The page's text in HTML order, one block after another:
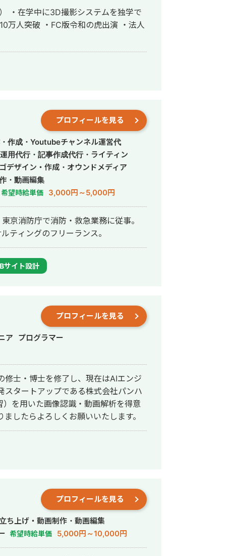
・在学中に3D撮影システムを独学で
万人突破 ・FC版令和の虎出演 ・法人
プロフィールを見る
作成・Youtubeチャンネル運営代
用代行・記事作成代行・ライティン
デザイン・作成・オウンドメディア
・動画編集
希望時給単価 3,000円～5,000円
京消防庁で消防・救急業務に従事。
ィングのフリーランス。
サイト設計
プロフィールを見る
ア プログラマー
修士・博士を修了し、現在はAIエンジ
スタートアップである株式会社パンハ
を用いた画像認識・動画解析を得意
したらよろしくお願いいたします。
プロフィールを見る
ち上げ・動画制作・動画編集
希望時給単価 5,000円～10,000円